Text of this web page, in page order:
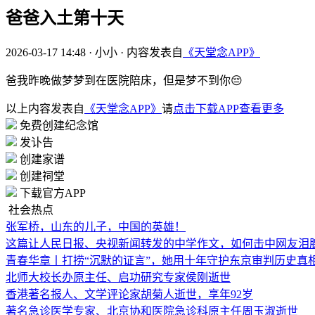
爸爸入土第十天
2026-03-17 14:48 · 小小 · 内容发表自 《天堂念APP》
爸我昨晚做梦梦到在医院陪床，但是梦不到你😔
以上内容发表自 《天堂念APP》 请点击下载APP查看更多
免费创建纪念馆
发讣告
创建家谱
创建祠堂
下载官方APP
社会热点
张军桥，山东的儿子，中国的英雄！
这篇让人民日报、央视新闻转发的中学作文，如何击中网友
青春华章丨打捞“沉默的证言”，她用十年守护东京审判历史真
北师大校长办原主任、启功研究专家侯刚逝世
香港著名报人、文学评论家胡菊人逝世，享年92岁
著名急诊医学专家、北京协和医院急诊科原主任周玉淑逝世